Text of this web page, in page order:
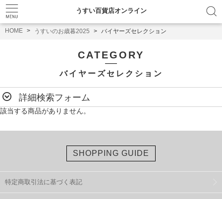
うすい百貨店オンライン
HOME うすいのお歳暮2025 バイヤーズセレクション
CATEGORY
バイヤーズセレクション
詳細検索フォーム
該当する商品がありません。
SHOPPING GUIDE
特定商取引法に基づく表記